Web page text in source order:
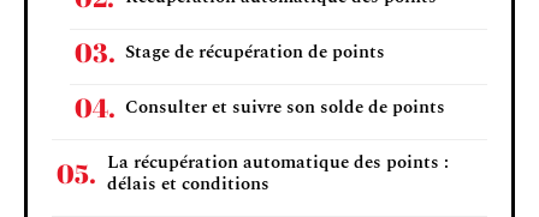
Stage de récupération de points
Consulter et suivre son solde de points
La récupération automatique des points :
délais et conditions